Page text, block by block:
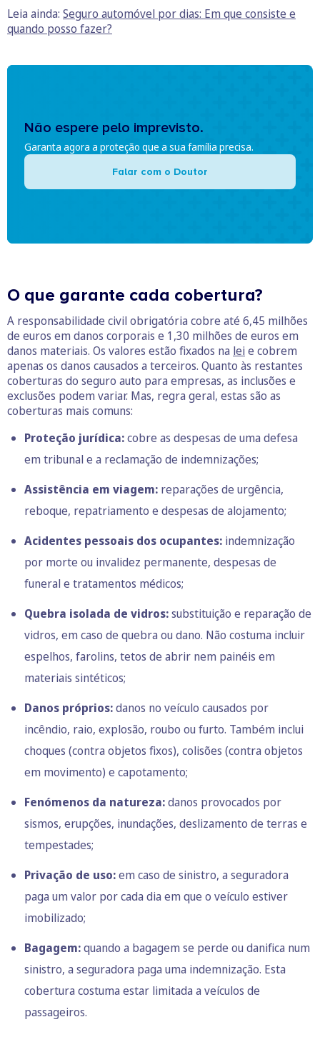
Leia ainda: Seguro automóvel por dias: Em que consiste e
quando posso fazer?
Não espere pelo imprevisto.
Garanta agora a proteção que a sua família precisa.
Falar com o Doutor
O que garante cada cobertura?
A responsabilidade civil obrigatória cobre até 6,45 milhões
de euros em danos corporais e 1,30 milhões de euros em
danos materiais. Os valores estão fixados na lei e cobrem
apenas os danos causados a terceiros. Quanto às restantes
coberturas do seguro auto para empresas, as inclusões e
exclusões podem variar. Mas, regra geral, estas são as
coberturas mais comuns:
Proteção jurídica:cobre as despesas de uma defesa
em tribunal e a reclamação de indemnizações;
Assistência em viagem: reparações de urgência,
reboque, repatriamento e despesas de alojamento;
Acidentes pessoais dos ocupantes: indemnização
por morte ou invalidez permanente, despesas de
funeral e tratamentos médicos;
Quebra isolada de vidros:substituição e reparação de
vidros, em caso de quebra ou dano. Não costuma incluir
espelhos, farolins, tetos de abrir nem painéis em
materiais sintéticos;
Danos próprios:danos no veículo causados por
incêndio, raio, explosão, roubo ou furto. Também inclui
choques (contra objetos fixos), colisões (contra objetos
em movimento) e capotamento;
Fenómenos da natureza:danos provocados por
sismos, erupções, inundações, deslizamento de terras e
tempestades;
Privação de uso:em caso de sinistro, a seguradora
paga um valor por cada dia em que o veículo estiver
imobilizado;
Bagagem:quando a bagagem se perde ou danifica num
sinistro, a seguradora paga uma indemnização. Esta
cobertura costuma estar limitada a veículos de
passageiros.